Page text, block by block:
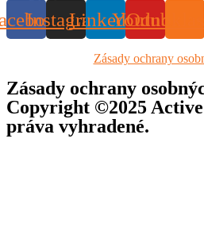
InstagramLinkedin
Youtube
Zásady ochrany
Zásady ochrany
Copyright ©2025
práva vyhradené.